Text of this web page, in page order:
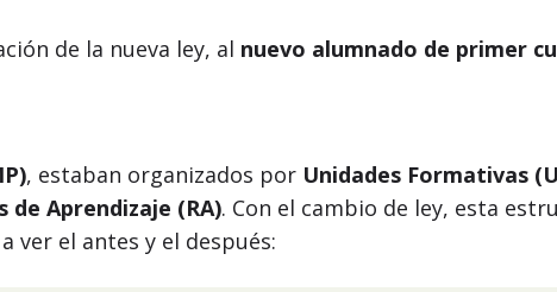
de la nueva ley, al nuevo alumnado de primer
, estaban organizados por Unidades Formativas
de Aprendizaje (RA). Con el cambio de ley, esta
ver el antes y el después: